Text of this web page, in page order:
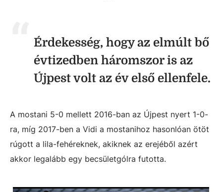
Érdekesség, hogy az elmúlt bő
évtizedben háromszor is az
Újpest volt az év első ellenfele.
A mostani 5-0 mellett 2016-ban az Újpest nyert 1-0-
ra, míg 2017-ben a Vidi a mostanihoz hasonlóan ötöt
rúgott a lila-fehéreknek, akiknek az erejéből azért
akkor legalább egy becsületgólra futotta.